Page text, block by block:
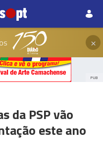
×
PUB
da PSP vão
este ano